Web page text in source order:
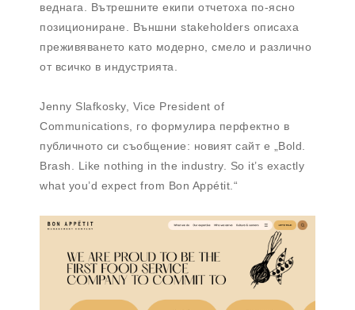
веднага. Вътрешните екипи отчетоха по-ясно
позициониране. Външни stakeholders описаха
преживяването като модерно, смело и различно
от всичко в индустрията.
Jenny Slafkosky, Vice President of
Communications, го формулира перфектно в
публичното си съобщение: новият сайт е „Bold.
Brash. Like nothing in the industry. So it’s exactly
what you’d expect from Bon Appétit.“